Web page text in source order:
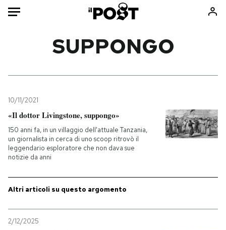
Mondo
Politica
Tecnologia
Internet
Scienza
Economia
Consumismi
Storie/Idee
Ok Boomer!
SUPPONGO
10/11/2021
«Il dottor Livingstone, suppongo»
150 anni fa, in un villaggio dell'attuale Tanzania,
un giornalista in cerca di uno scoop ritrovò il
leggendario esploratore che non dava sue
notizie da anni
Altri articoli su questo argomento
2/12/2025